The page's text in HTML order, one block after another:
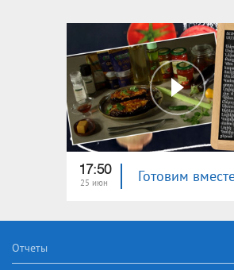
17:50
25 июн
Отчеты